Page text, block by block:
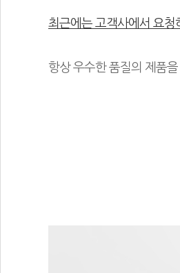
최근에는 고객사에서 요
항상 우수한 품질의 제품